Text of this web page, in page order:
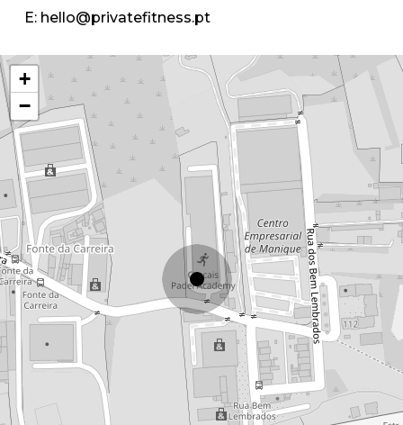
E: hello@privatefitness.pt
+
−